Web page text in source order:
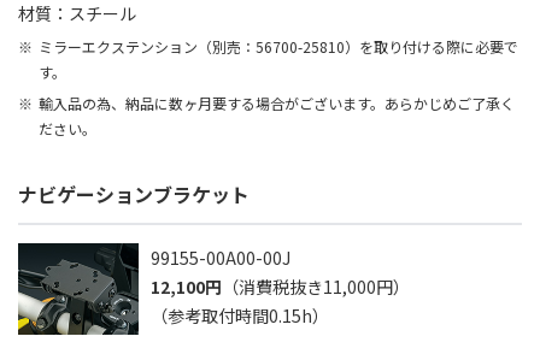
材質：スチール
ミラーエクステンション（別売：56700-25810）を取り付ける際に必要で
す。
輸入品の為、納品に数ヶ月要する場合がございます。あらかじめご了承く
ださい。
ナビゲーションブラケット
99155-00A00-00J
12,100円 （消費税抜き11,000円）
（参考取付時間0.15h）